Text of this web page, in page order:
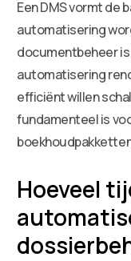
Een DMS vormt de
automatisering
documentbeheer
automatisering
efficiënt willen
fundamenteel is
Hoeveel